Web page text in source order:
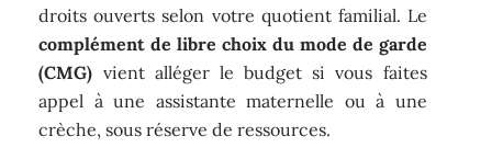
droits ouverts selon votre quotient familial. Le
complément de libre choix du mode de garde
(CMG) vient alléger le budget si vous faites
appel à une assistante maternelle ou à une
crèche, sous réserve de ressources.